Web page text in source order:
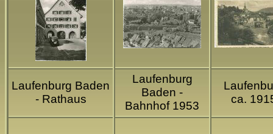
Laufenburg Baden
- Rathaus
Laufenburg
Baden -
Bahnhof 1953
ca.